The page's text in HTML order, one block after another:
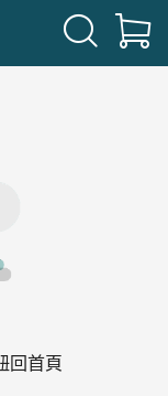
回首頁